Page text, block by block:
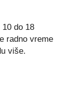
do 18
radno vreme
više.